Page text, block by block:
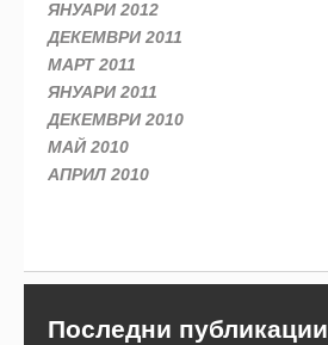
ЯНУАРИ 2012
ДЕКЕМВРИ 2011
МАРТ 2011
ЯНУАРИ 2011
ДЕКЕМВРИ 2010
МАЙ 2010
АПРИЛ 2010
Последни публикации